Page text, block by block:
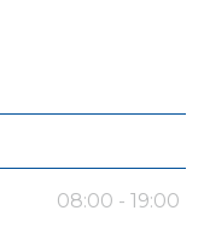
08:00 - 19:00